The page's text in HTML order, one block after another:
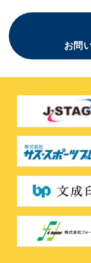
お問